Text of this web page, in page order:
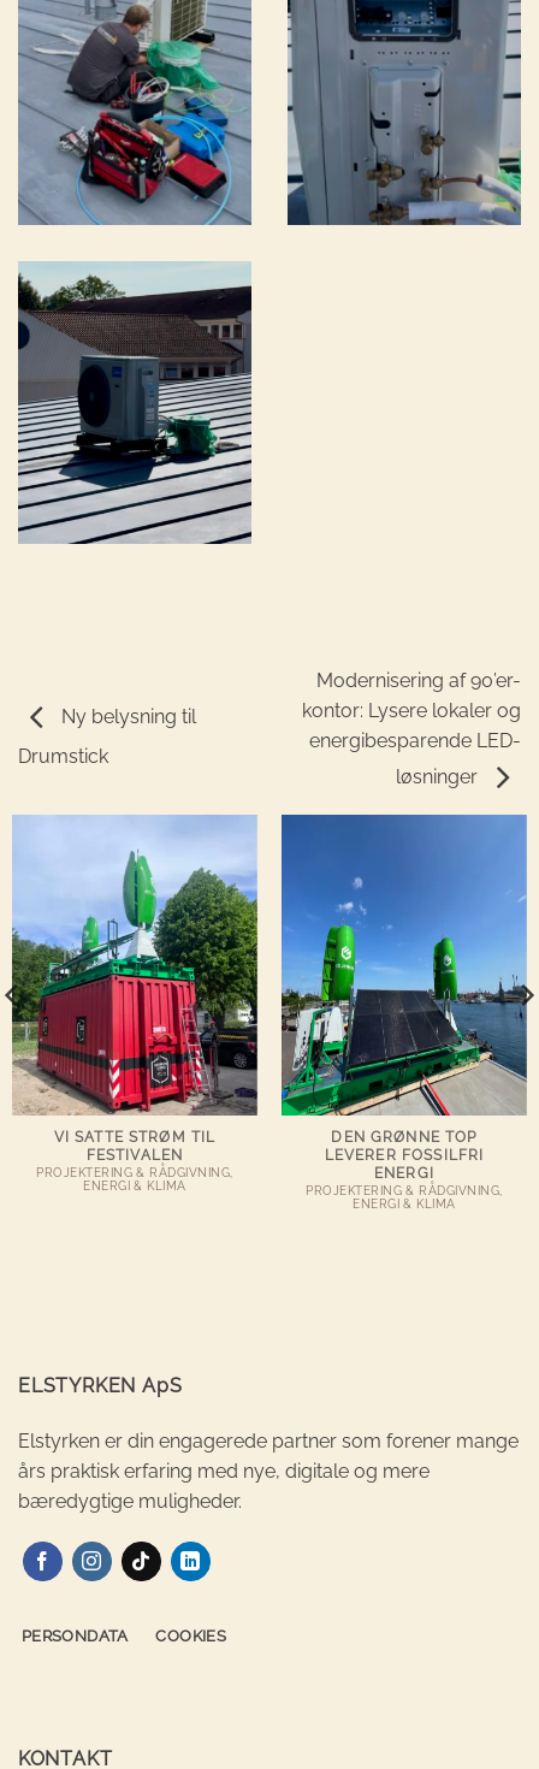
Ny belysning til
Drumstick
Modernisering af 90’er-
kontor: Lysere lokaler og
energibesparende LED-
løsninger
VI SATTE STRØM TIL
FESTIVALEN
PROJEKTERING & RÅDGIVNING,
ENERGI & KLIMA
DEN GRØNNE TOP
LEVERER FOSSILFRI
ENERGI
PROJEKTERING & RÅDGIVNING,
ENERGI & KLIMA
ELSTYRKEN ApS
Elstyrken er din engagerede partner som forener mange
års praktisk erfaring med nye, digitale og mere
bæredygtige muligheder.
PERSONDATA COOKIES
KONTAKT